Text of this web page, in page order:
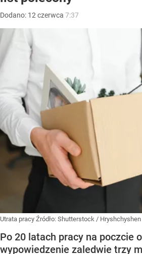
Dodano: 12 czerwca 7:37
Utrata pracy Źródło: Shutterstock /
Po 20 latach pracy na poczcie
wypowiedzenie zaledwie trzy